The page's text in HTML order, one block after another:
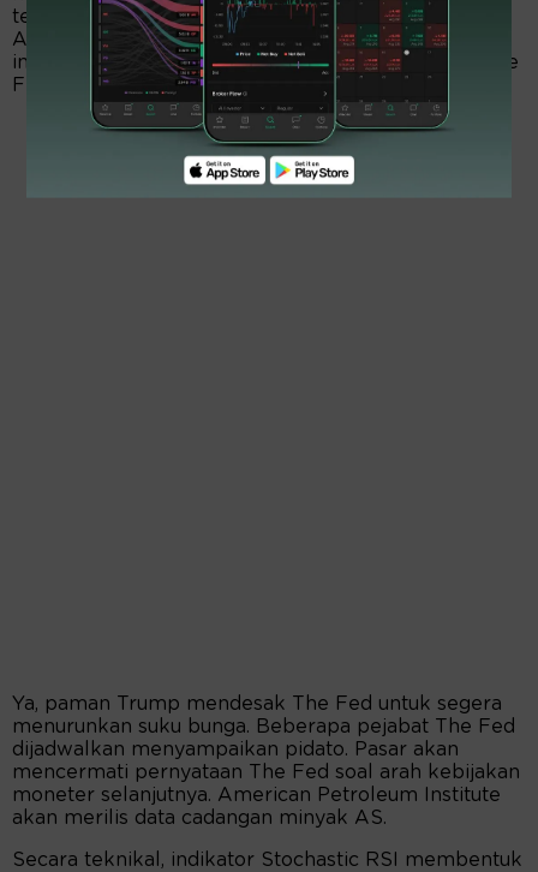
tersebut. Pullback harga minyak mentah dan dolar
AS juga meredakan kecemasan akan tekanan laju
inflasi. Selain itu, pasar juga mencermati langkah The
Fed di tengah tekanan Presiden Trump.
Ya, paman Trump mendesak The Fed untuk segera
menurunkan suku bunga. Beberapa pejabat The Fed
dijadwalkan menyampaikan pidato. Pasar akan
mencermati pernyataan The Fed soal arah kebijakan
moneter selanjutnya. American Petroleum Institute
akan merilis data cadangan minyak AS.
Secara teknikal, indikator Stochastic RSI membentuk